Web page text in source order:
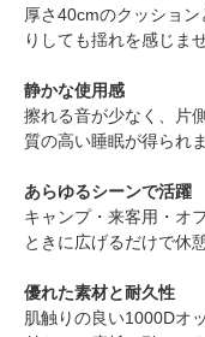
厚さ40cmのクッショ
りしても揺れを感じませ
静かな使用感
擦れる音が少なく、片
質の高い睡眠が得られま
あらゆるシーンで活躍
キャンプ・来客用・オ
ときに広げるだけで休
優れた素材と耐久性
肌触りの良い1000Dオ